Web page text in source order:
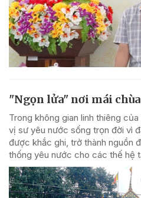
"Ngọn lửa" nơi mái chùa
Trong không gian linh thiêng
vị sư yêu nước sống trọn đời vì
được khắc ghi, trở thành nguồn
thống yêu nước cho các thế hệ